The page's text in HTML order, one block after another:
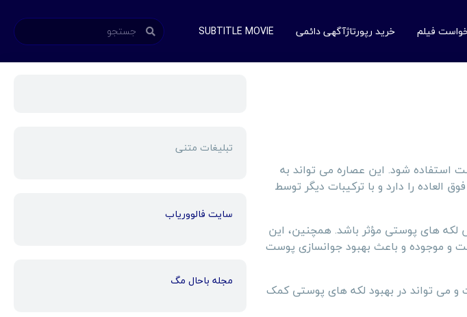
فیلم خرید رپورتاژآگهی دائمی SUBTITLE MOVIE
استفاده شود. این عصاره می تواند به
را دارد و با ترکیبات دیگر توسط
های پوستی مؤثر باشد. همچنین، این
و موجوده و باعث بهبود جوانسازی پوست
و می تواند در بهبود لکه های پوستی کمک
تبلیغات متنی
سایت فالووریاب
مجله باحال مگ